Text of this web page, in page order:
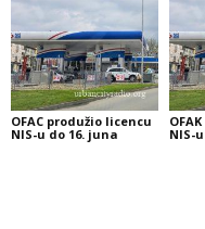
OFAC produžio licencu
NIS-u do 16. juna
NIS-